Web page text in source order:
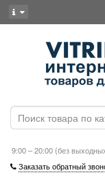
9:00 – 20:00 (без
Заказать обратный